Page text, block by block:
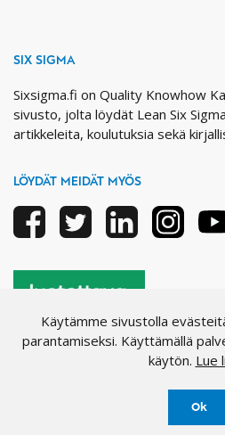
SIX SIGMA
Sixsigma.fi on Quality Knowhow
sivusto, jolta löydät Lean Six
artikkeleita, koulutuksia sekä
LÖYDÄT MEIDÄT MYÖS
FacebookTwitter Linkedin
Käytämme sivustolla
parantamiseksi. Käyttämällä
käytön. Lue
Ok